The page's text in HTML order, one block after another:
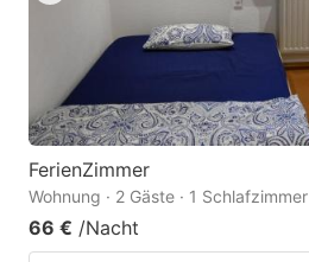
FerienZimmer
Wohnung · 2 Gäste · 1 Schlafzimmer
66 € /Nacht